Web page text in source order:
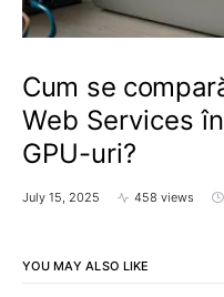
Cum se
Web Services
GPU-uri?
July 15, 2025 458 views
YOU MAY ALSO LIKE